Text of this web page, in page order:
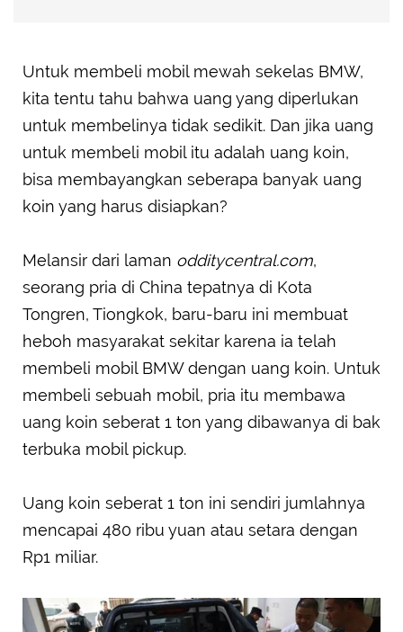
Untuk membeli mobil mewah sekelas BMW,
kita tentu tahu bahwa uang yang diperlukan
untuk membelinya tidak sedikit. Dan jika uang
untuk membeli mobil itu adalah uang koin,
bisa membayangkan seberapa banyak uang
koin yang harus disiapkan?
Melansir dari laman odditycentral.com,
seorang pria di China tepatnya di Kota
Tongren, Tiongkok, baru-baru ini membuat
heboh masyarakat sekitar karena ia telah
membeli mobil BMW dengan uang koin. Untuk
membeli sebuah mobil, pria itu membawa
uang koin seberat 1 ton yang dibawanya di bak
terbuka mobil pickup.
Uang koin seberat 1 ton ini sendiri jumlahnya
mencapai 480 ribu yuan atau setara dengan
Rp1 miliar.